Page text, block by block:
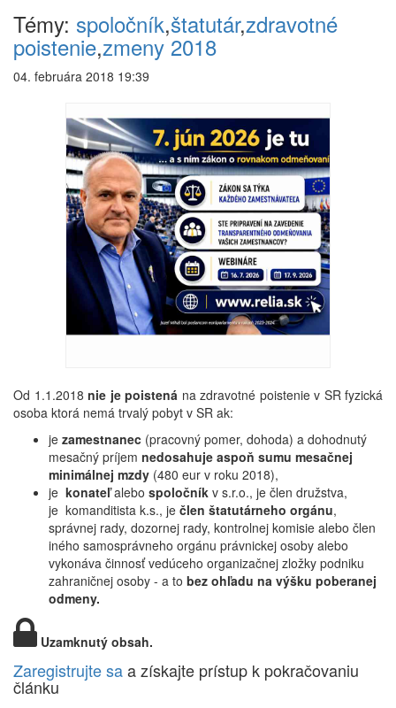
Témy: spoločník,štatutár,zdravotné
poistenie,zmeny 2018
04. februára 2018 19:39
Od 1.1.2018 nie je poistená na zdravotné poistenie v SR fyzická
osoba ktorá nemá trvalý pobyt v SR ak:
je zamestnanec (pracovný pomer, dohoda) a dohodnutý
mesačný príjem nedosahuje aspoň sumu mesačnej
minimálnej mzdy (480 eur v roku 2018),
je konateľalebo spoločník v s.r.o., je člen družstva,
je komanditista k.s., je člen štatutárneho orgánu,
správnej rady, dozornej rady, kontrolnej komisie alebo člen
iného samosprávneho orgánu právnickej osoby alebo
vykonáva činnosť vedúceho organizačnej zložky podniku
zahraničnej osoby - a to bez ohľadu na výšku poberanej
odmeny.
Uzamknutý obsah.
Zaregistrujte saa získajte prístup k pokračovaniu
článku